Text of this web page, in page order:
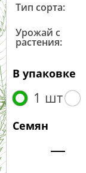
Тип сорта:
Урожай с
растения:
В упаковке
1 шт
Семян